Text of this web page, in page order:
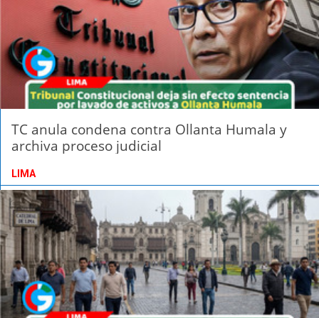
TC anula condena contra Ollanta Humala y
archiva proceso judicial
LIMA